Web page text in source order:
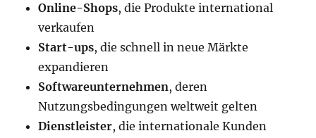
Online-Shops, die Produkte international
verkaufen
Start-ups, die schnell in neue Märkte
expandieren
Softwareunternehmen, deren
Nutzungsbedingungen weltweit gelten
Dienstleister, die internationale Kunden